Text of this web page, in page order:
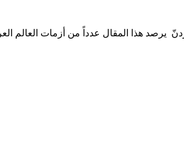
يرصد هذا المقال عدداً من أزمات العالم